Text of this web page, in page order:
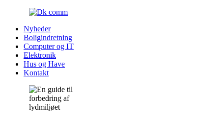
Nyheder
Boligindretning
Computer og IT
Elektronik
Hus og Have
Kontakt